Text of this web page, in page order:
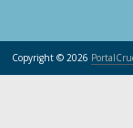
Copyright © 2026